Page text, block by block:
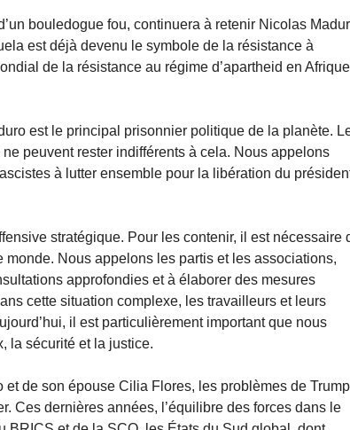
bouledogue fou, continuera à retenir Nicolas
est déjà devenu le symbole de la résistance à
de la résistance au régime d’apartheid en Afrique
est le principal prisonnier politique de la planète.
peuvent rester indifférents à cela. Nous appelons
à lutter ensemble pour la libération du
stratégique. Pour les contenir, il est nécessaire
Nous appelons les partis et les associations,
approfondies et à élaborer des mesures
cette situation complexe, les travailleurs et leurs
il est particulièrement important que nous
la sécurité et la justice.
de son épouse Cilia Flores, les problèmes de Trump
Ces dernières années, l’équilibre des forces dans le